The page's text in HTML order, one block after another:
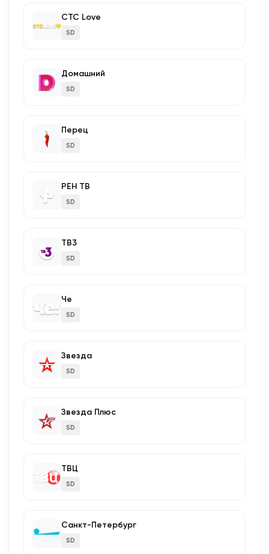
СТС Love
SD
Домашний
SD
Перец
SD
РЕН ТВ
SD
ТВ3
SD
Че
SD
Звезда
SD
Звезда Плюс
SD
ТВЦ
SD
Санкт-Петербург
SD